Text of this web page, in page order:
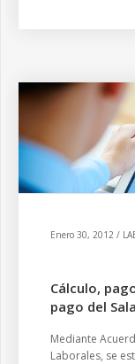
Enero 30, 2012 /
Cálculo,
pago del
Mediante
Laborales, se